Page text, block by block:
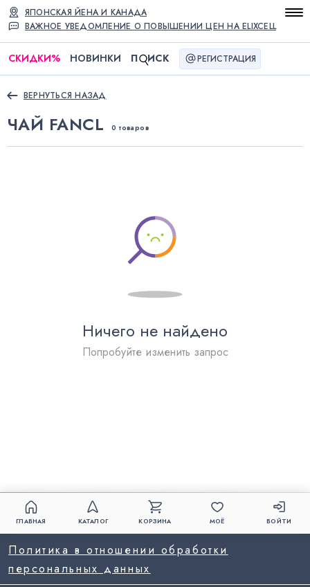
ВАЖНОЕ УВЕДОМЛЕНИЕ О ПОВЫШЕНИИ ЦЕН НА ELIXCELL
ЯПОНСКАЯ ЙЕНА И КАНАДА
СКИДКИ% НОВИНКИ П ИСК РЕГИСТРАЦИЯ
ВЕРНУТЬСЯ НАЗАД
ЧАЙ FANCL 0 товаров
Ничего не найдено
Попробуйте изменить запрос
ГЛАВНАЯ КАТАЛОГ КОРЗИНА МОЁ ВОЙТИ
Политика в отношении обработки
персональных данных